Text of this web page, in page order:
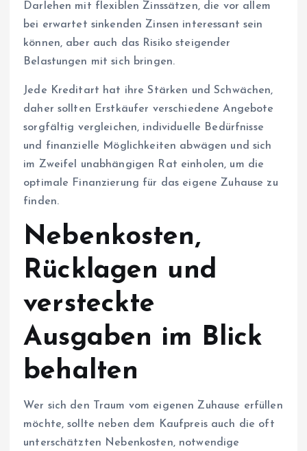
Darlehen mit flexiblen Zinssätzen, die vor allem
bei erwartet sinkenden Zinsen interessant sein
können, aber auch das Risiko steigender
Belastungen mit sich bringen.
Jede Kreditart hat ihre Stärken und Schwächen,
daher sollten Erstkäufer verschiedene Angebote
sorgfältig vergleichen, individuelle Bedürfnisse
und finanzielle Möglichkeiten abwägen und sich
im Zweifel unabhängigen Rat einholen, um die
optimale Finanzierung für das eigene Zuhause zu
finden.
Nebenkosten,
Rücklagen und
versteckte
Ausgaben im Blick
behalten
Wer sich den Traum vom eigenen Zuhause erfüllen
möchte, sollte neben dem Kaufpreis auch die oft
unterschätzten Nebenkosten, notwendige